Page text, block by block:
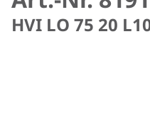
HVI LO 75 20